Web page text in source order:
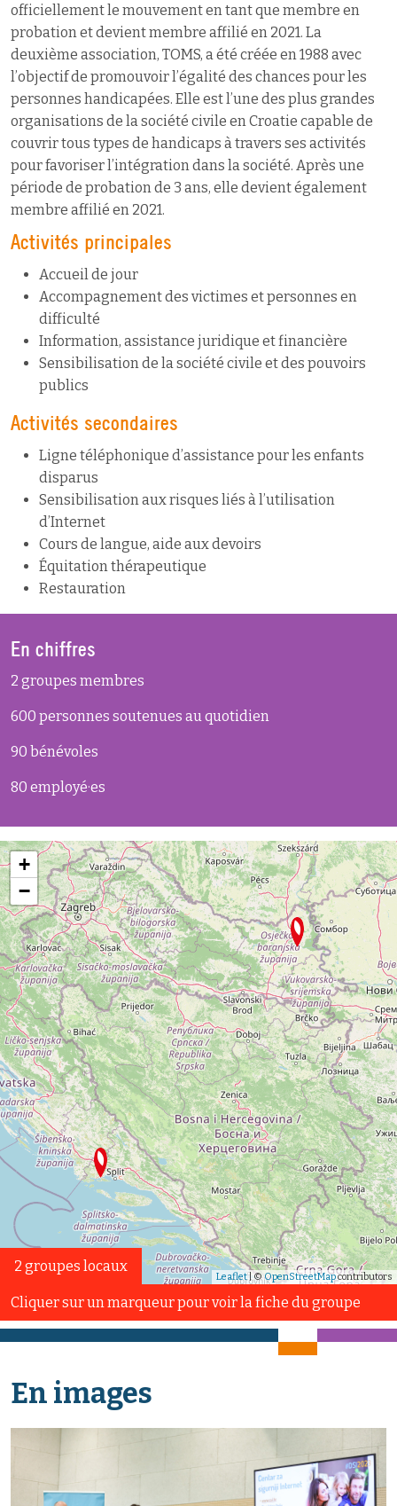
officiellement le mouvement en tant que membre en
probation et devient membre affilié en 2021. La
deuxième association, TOMS, a été créée en 1988 avec
l’objectif de promouvoir l’égalité des chances pour les
personnes handicapées. Elle est l’une des plus grandes
organisations de la société civile en Croatie capable de
couvrir tous types de handicaps à travers ses activités
pour favoriser l’intégration dans la société. Après une
période de probation de 3 ans, elle devient également
membre affilié en 2021.
Activités principales
Accueil de jour
Accompagnement des victimes et personnes en
difficulté
Information, assistance juridique et financière
Sensibilisation de la société civile et des pouvoirs
publics
Activités secondaires
Ligne téléphonique d’assistance pour les enfants
disparus
Sensibilisation aux risques liés à l’utilisation
d’Internet
Cours de langue, aide aux devoirs
Équitation thérapeutique
Restauration
En chiffres
2 groupes membres
600 personnes soutenues au quotidien
90 bénévoles
80 employé·es
+
−
Leaflet| ©OpenStreetMapcontributors
2 groupes locaux
Cliquer sur un marqueur pour voir la fiche du groupe
En images